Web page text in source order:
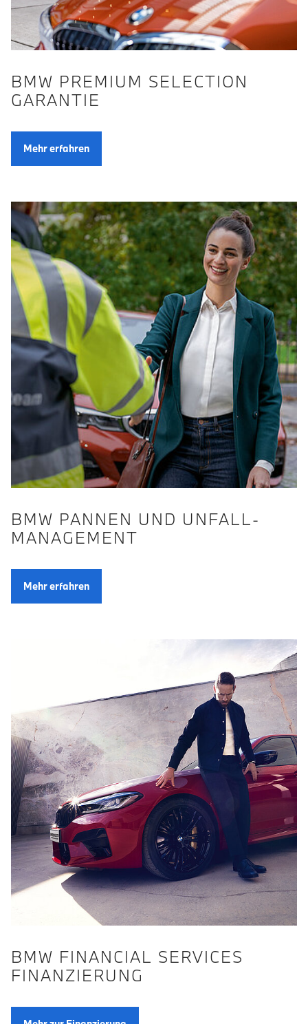
BMW PREMIUM SELECTION
GARANTIE
Mehr erfahren
BMW PANNEN UND UNFALL­
MANAGE­MENT
Mehr erfahren
BMW FINANCIAL SERVICES
FINANZIERUNG